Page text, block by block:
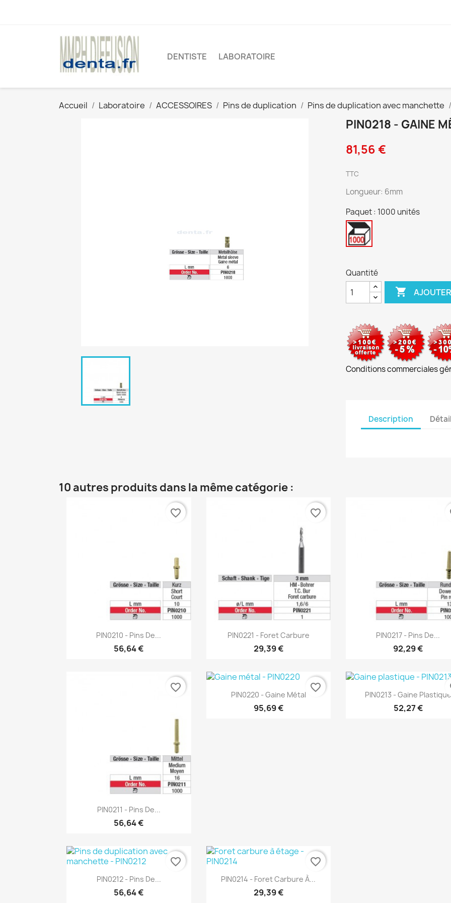
DENTISTE LABORATOIRE
Accueil Laboratoire ACCESSOIRES Pins de duplication Pins de duplication avec manchette
PIN0218 - GAINE
81,56 €
TTC
Longueur: 6mm
Paquet : 1000 unités
1000
Quantité

Conditions commerciales
Description
10 autres produits dans la même catégorie :
Aperçu rapide
PIN0210 - Pins De...
56,64 €
favorite_border
Aperçu rapide
PIN0221 - Foret Carbure
29,39 €
favorite_border
Aperçu rapide
PIN0217 - Pins De...
92,29 €
Aperçu rapide
PIN0211 - Pins De...
56,64 €
favorite_border Aperçu rapide
PIN0220 - Gaine Métal
95,69 €
favorite_border Aperçu rapide
PIN0213 - Gaine Plastique
52,27 €
Aperçu rapide
PIN0212 - Pins De...
56,64 €
favorite_border
Aperçu rapide
PIN0214 - Foret Carbure À...
29,39 €
favorite_border